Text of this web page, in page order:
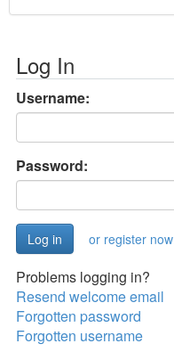
Log In
Username:
Password:
or register now
Problems logging in?
Resend welcome email
Forgotten password
Forgotten username